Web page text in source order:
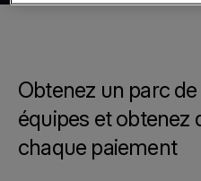
Obtenez un parc
équipes et obtenez
chaque paiement